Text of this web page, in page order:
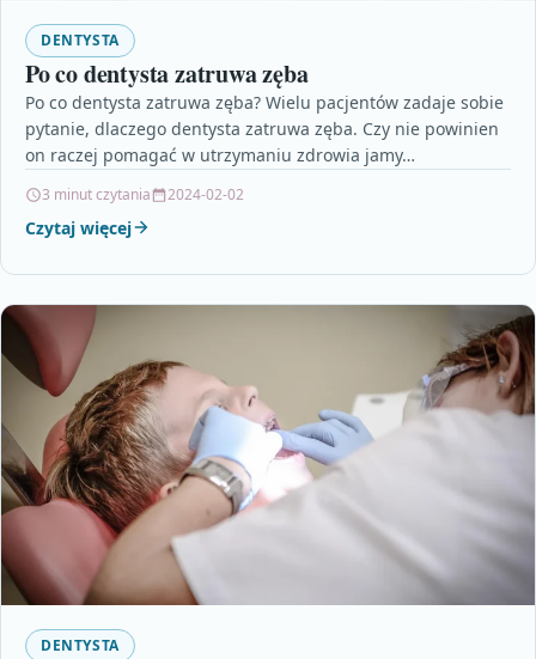
DENTYSTA
Po co dentysta zatruwa zęba
Po co dentysta zatruwa zęba? Wielu pacjentów zadaje sobie
pytanie, dlaczego dentysta zatruwa zęba. Czy nie powinien
on raczej pomagać w utrzymaniu zdrowia jamy…
3 minut czytania 2024-02-02
Czytaj więcej
DENTYSTA